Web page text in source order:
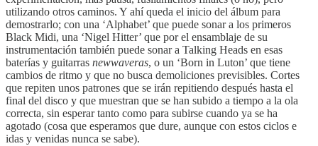
utilizando otros caminos. Y ahí queda el inicio del álbum para
demostrarlo; con una ‘Alphabet’ que puede sonar a los primeros
Black Midi, una ‘Nigel Hitter’ que por el ensamblaje de su
instrumentación también puede sonar a Talking Heads en esas
baterías y guitarras newwaveras, o un ‘Born in Luton’ que tiene
cambios de ritmo y que no busca demoliciones previsibles. Cortes
que repiten unos patrones que se irán repitiendo después hasta el
final del disco y que muestran que se han subido a tiempo a la ola
correcta, sin esperar tanto como para subirse cuando ya se ha
agotado (cosa que esperamos que dure, aunque con estos ciclos e
idas y venidas nunca se sabe).